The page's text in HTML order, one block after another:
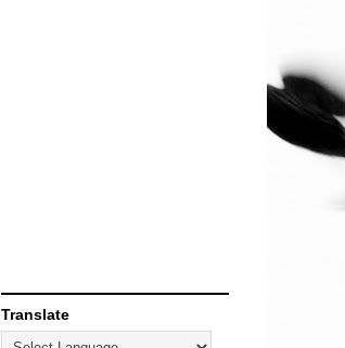
Translate